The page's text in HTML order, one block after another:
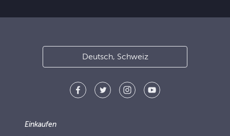
Deutsch, Schweiz
Einkaufen